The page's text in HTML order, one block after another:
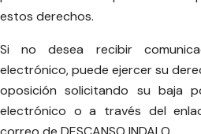
estos derechos.
Si no desea recibir
electrónico, puede ejercer su
oposición solicitando su baja
electrónico o a través del